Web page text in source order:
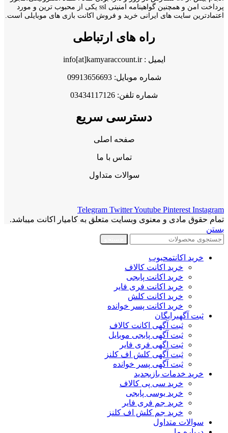
پرداخت امن و همچنین گواهینامه امنیتی ssl یکی از محبوب ترین و مورد
اعتمادترین سایت های ایرانی خرید و فروش اکانت بازی های موبایلی است.
راه های ارتباطی
ایمیل : info[at]kamyaraccount.ir
شماره موبایل: 09913656693
شماره تلفن: 03434117126
دسترسی سریع
صفحه اصلی
تماس با ما
سوالات متداول
Telegram TwitterYoutube Pinterest Instagram
تمام حقوق مادی و معنوی وبسایت متعلق به کامیار اکانت میباشد.
بستن
خرید اکانتمحبوب
خرید اکانت کالاف
خرید اکانت پابجی
خرید اکانت فری فایر
خرید اکانت کلش
خرید اکانت پسر خوانده
ثبت آگهیرایگان
ثبت آگهی اکانت کالاف
ثبت آگهی پابجی موبایل
ثبت اگهی فری فایر
ثبت آگهی کلش اف کلنز
ثبت آگهی پسر خوانده
خرید خدمات بازیجدید
خرید سی پی کالاف
خرید یوسی پابجی
خرید جم فری فایر
خرید جم کلش اف کلنز
سوالات متداول